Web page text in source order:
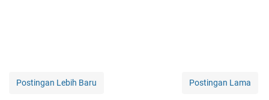
Postingan Lebih Baru Postingan Lama